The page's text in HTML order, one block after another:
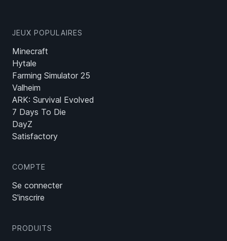
JEUX POPULAIRES
Minecraft
Hytale
Farming Simulator 25
Valheim
ARK: Survival Evolved
7 Days To Die
DayZ
Satisfactory
COMPTE
Se connecter
S'inscrire
PRODUITS